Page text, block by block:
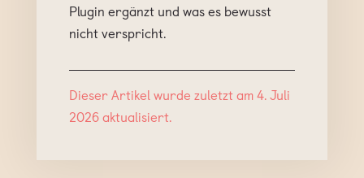
Plugin ergänzt und was es bewusst
nicht verspricht.
Dieser Artikel wurde zuletzt am 4. Juli
2026 aktualisiert.